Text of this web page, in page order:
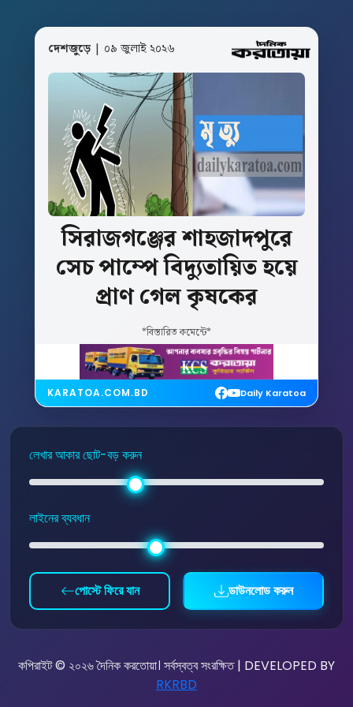
দেশজুড়ে| ০৯ জুলাই ২০২৬
সিরাজগঞ্জেরশাহজাদপুরে
সেচপাম্পেবিদ্যুতায়িতহয়ে
প্রাণগেলকৃষকের
*বিস্তারিত কমেন্টে*
KARATOA.COM.BD Daily Karatoa
লেখার আকার ছোট-বড় করুন
লাইনের ব্যবধান
পোস্টে ফিরে যান ডাউনলোড করুন
কপিরাইট © ২০২৬ দৈনিক করতোয়া। সর্বস্বত্ব সংরক্ষিত | DEVELOPED BY
RKRBD